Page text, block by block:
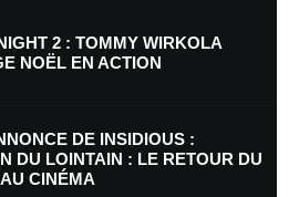
Site web
2 : TOMMY WIRKOLA
NOËL EN ACTION
DE INSIDIOUS :
DU LOINTAIN : LE RETOUR DU
CINÉMA